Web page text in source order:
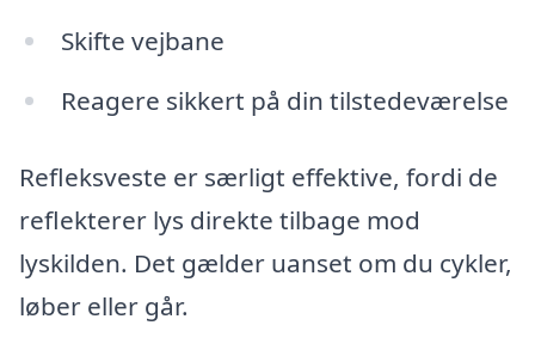
Skifte vejbane
Reagere sikkert på din tilstedeværelse
Refleksveste er særligt effektive, fordi de
reflekterer lys direkte tilbage mod
lyskilden. Det gælder uanset om du cykler,
løber eller går.